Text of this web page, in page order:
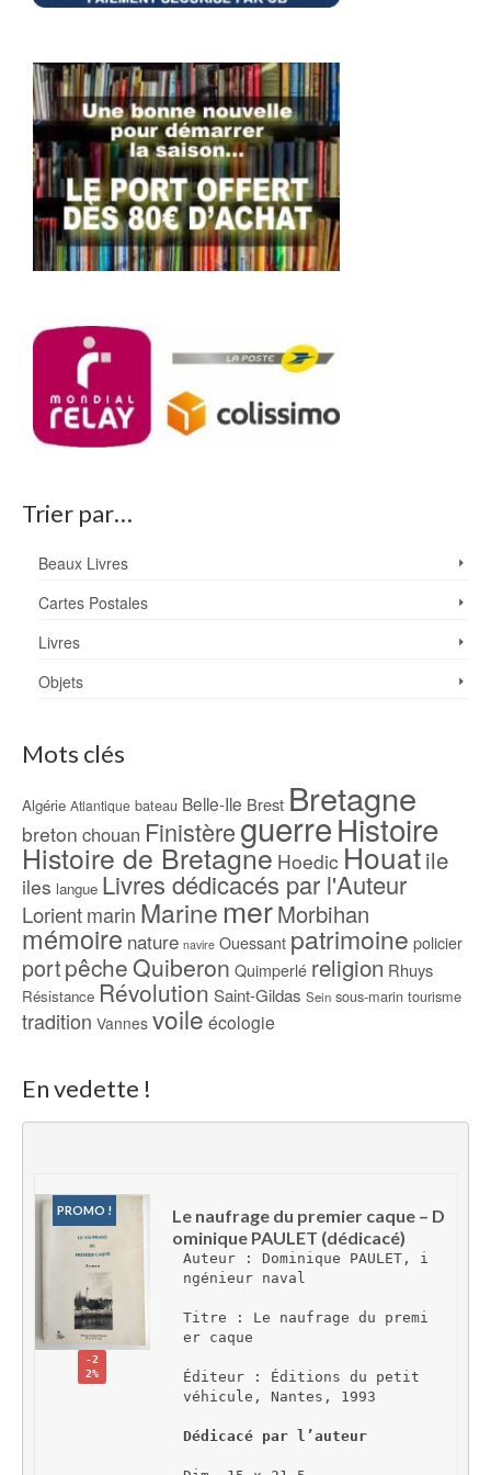
Trier par…
Beaux Livres
Cartes Postales
Livres
Objets
Mots clés
Algérie Atlantique bateau Belle-Ile Brest Bretagne
breton chouan FinistèreguerreHistoire
Histoire de Bretagne Hoedic Houatile
iles langue Livres dédicacés par l'Auteur
Lorientmarin Marine merMorbihan
mémoire nature navire Ouessant patrimoine policier
portpêcheQuiberon Quimperlé religion Rhuys
Résistance Révolution Saint-Gildas Sein sous-marin tourisme
tradition Vannes voile écologie
En vedette !
PROMO !
-2
2%
Le naufrage du premier caque – D
ominique PAULET (dédicacé)
Auteur : Dominique PAULET, i
ngénieur naval
Titre : Le naufrage du premi
er caque
Éditeur : Éditions du petit
véhicule, Nantes, 1993
Dédicacé par l’auteur